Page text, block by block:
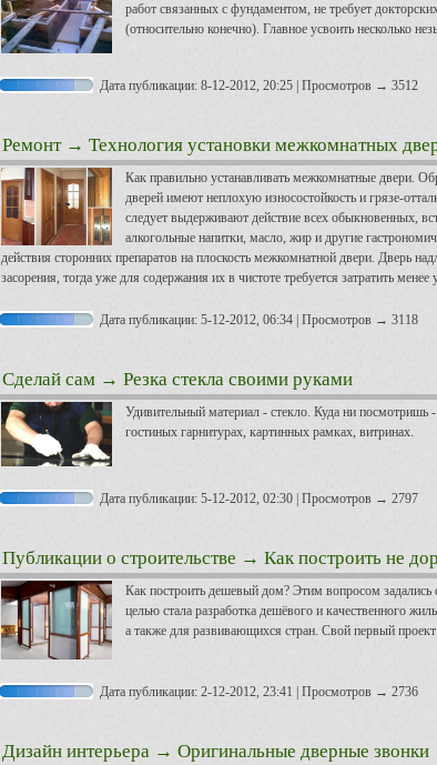
работ связанных с фундаментом, не требует
(относительно конечно). Главное усвоить несколько
Дата публикации: 8-12-2012, 20:25 | Просмотров → 3512
Ремонт→ Технология установки межкомнатных
Как правильно устанавливать межкомнатные двери.
дверей имеют неплохую износостойкость и грязе-
следует выдерживают действие всех обыкновенных,
алкогольные напитки, масло, жир и другие
действия сторонних препаратов на плоскость межкомнатной двери. Дверь
засорения, тогда уже для содержания их в чистоте требуется затратить менее
Дата публикации: 5-12-2012, 06:34 | Просмотров → 3118
Сделай сам → Резка стекла своими руками
Удивительный материал - стекло. Куда ни
гостиных гарнитурах, картинных рамках, витринах.
Дата публикации: 5-12-2012, 02:30 | Просмотров → 2797
Публикации о строительстве → Как построить не
Как построить дешевый дом? Этим вопросом задались
целью стала разработка дешёвого и качественного
а также для развивающихся стран. Свой первый
Дата публикации: 2-12-2012, 23:41 | Просмотров → 2736
Дизайн интерьера → Оригинальные дверные звонки